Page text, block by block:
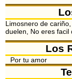
Limosnero de
duelen, No eres facil
Los
Por tu amor